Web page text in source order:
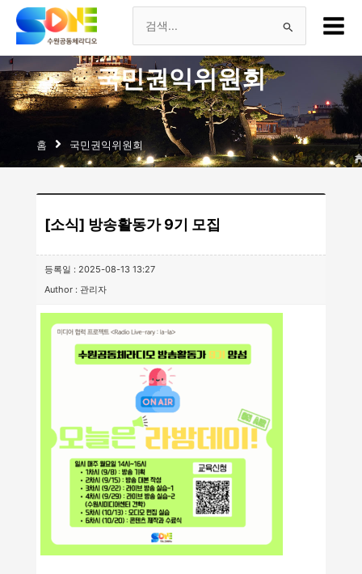
너
뛰
기
색
대
Menu
국민권익위원회
홈 국민권익위원회
[소식] 방송활동가 9기 모집
등록일 : 2025-08-13 13:27
Author : 관리자